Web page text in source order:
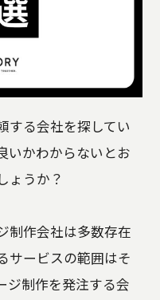
する会社を探してい
いかわからないとお
ょうか？
制作会社は多数存在
サービスの範囲はそ
ジ制作を発注する会